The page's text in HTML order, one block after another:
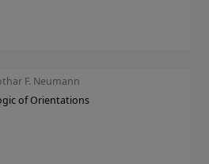
F. Neumann
of Orientations